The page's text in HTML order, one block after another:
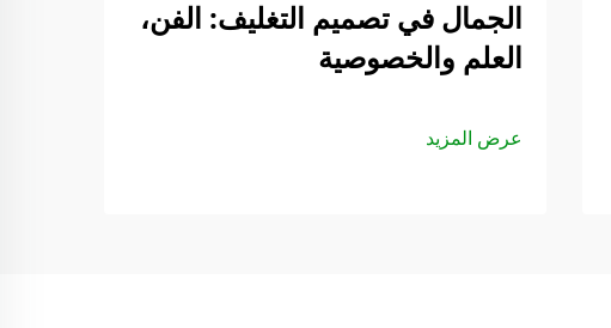
الجمال في تصميم التغليف: الفن،
العلم والخصوصية
عرض المزيد